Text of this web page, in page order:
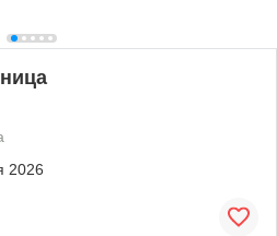
2026